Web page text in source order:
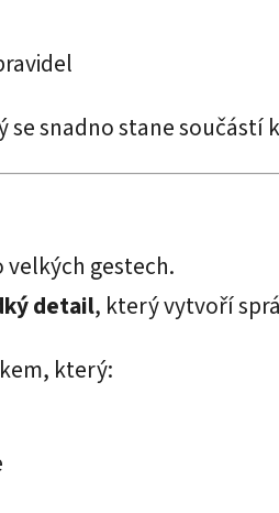
snadno stane součástí
gestech.
detail, který vytvoří
který: